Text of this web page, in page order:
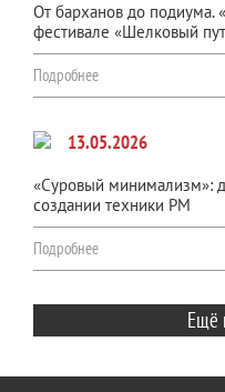
От барханов до подиума.
фестивале «Шелковый
Подробнее
13.05.2026
«Суровый минимализм»:
создании техники РМ
Подробнее
Ещё